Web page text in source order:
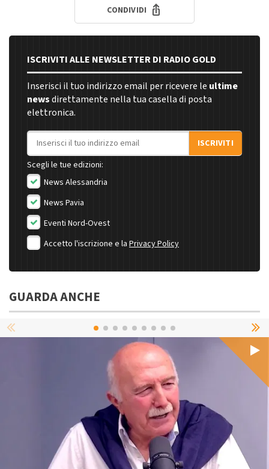
CONDIVIDI
ISCRIVITI ALLE NEWSLETTER DI RADIO GOLD
Inserisci il tuo indirizzo email per ricevere le ultime
newsdirettamente nella tua casella di posta
elettronica.
Indirizzo email
ISCRIVITI
Scegli le tue edizioni:
News Alessandria
News Pavia
Eventi Nord-Ovest
Accetto l'iscrizione e la Privacy Policy
GUARDA ANCHE